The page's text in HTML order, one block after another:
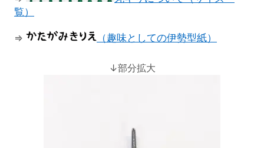
覧）
⇒ （趣味としての伊勢型紙）
↓部分拡大